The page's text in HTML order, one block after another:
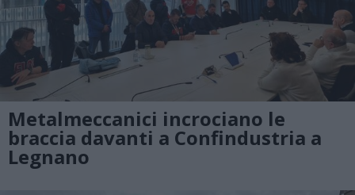
Metalmeccanici incrociano le
braccia davanti a Confindustria a
Legnano